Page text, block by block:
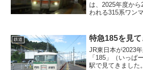
は、2025年度か
われる315系ワン
しましょう。1.東
最初に、...
鉄道 特急185を見て
JR東日本が2023
「185」（いっぱ
駅で見てきました